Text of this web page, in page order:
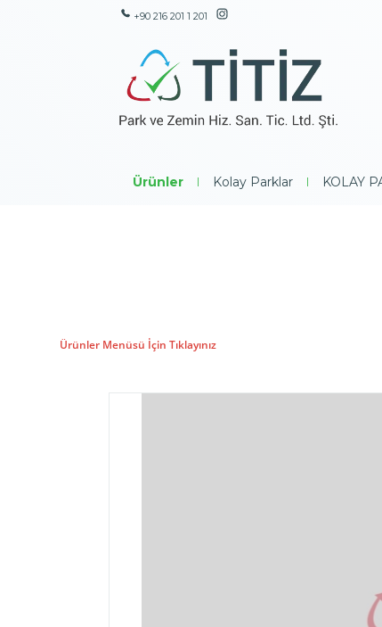
+90 216 201 1 201
Ürünler | Kolay Parklar | KOLAY
Ürünler Menüsü İçin Tıklayınız